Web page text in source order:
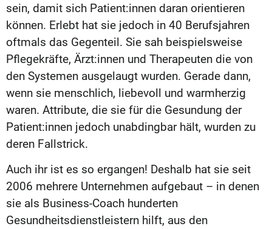
sein, damit sich Patient:innen daran orientieren
können. Erlebt hat sie jedoch in 40 Berufsjahren
oftmals das Gegenteil. Sie sah beispielsweise
Pflegekräfte, Ärzt:innen und Therapeuten die von
den Systemen ausgelaugt wurden. Gerade dann,
wenn sie menschlich, liebevoll und warmherzig
waren. Attribute, die sie für die Gesundung der
Patient:innen jedoch unabdingbar hält, wurden zu
deren Fallstrick.
Auch ihr ist es so ergangen! Deshalb hat sie seit
2006 mehrere Unternehmen aufgebaut – in denen
sie als Business-Coach hunderten
Gesundheitsdienstleistern hilft, aus den